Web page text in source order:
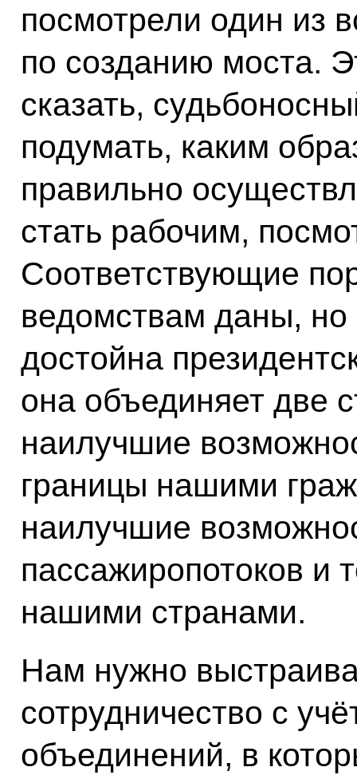
посмотрели один из
по созданию моста.
сказать,
подумать, каким
правильно
стать рабочим,
Соответствующие
ведомствам даны, но
достойна
она объединяет две
наилучшие
границы нашими
наилучшие
пассажиропотоков и
нашими странами.
Нам нужно
сотрудничество с
объединений, в